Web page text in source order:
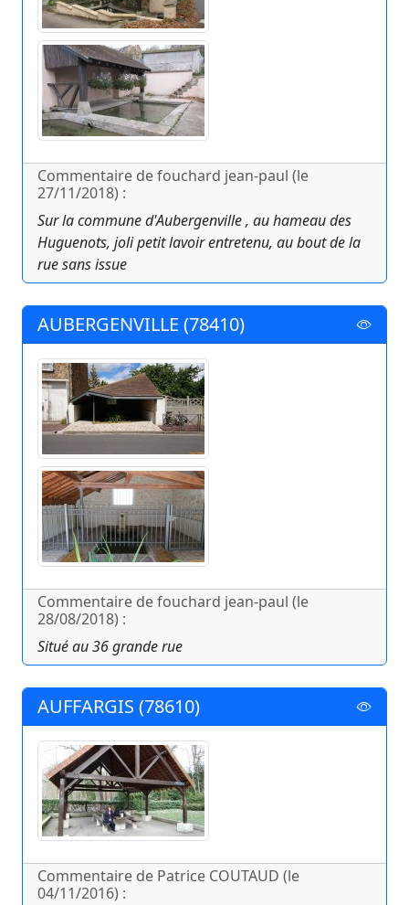
Commentaire de fouchard jean-paul (le
27/11/2018) :
Sur la commune d'Aubergenville , au hameau des
Huguenots, joli petit lavoir entretenu, au bout de la
rue sans issue
AUBERGENVILLE (78410)
Commentaire de fouchard jean-paul (le
28/08/2018) :
Situé au 36 grande rue
AUFFARGIS (78610)
Commentaire de Patrice COUTAUD (le
04/11/2016) :